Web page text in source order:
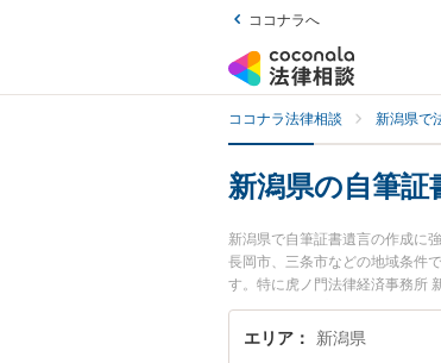
ココナラへ
ココナラ法律相談 新潟県で
新潟県の自筆証
新潟県で自筆証書遺言の作成に
長岡市、三条市などの地域条件
す。特に虎ノ門法律経済事務所
浩樹弁護士のプロフィール情報
『自筆証書遺言の作成のトラブ
エリア 新潟県